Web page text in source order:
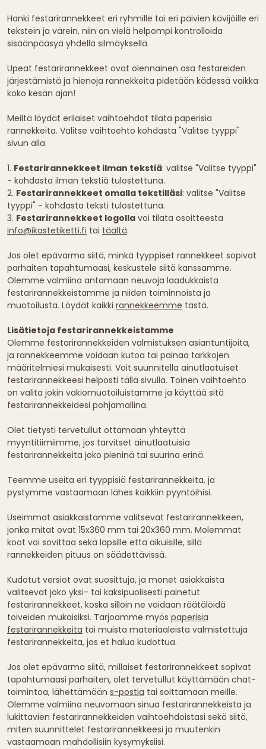
Hanki festarirannekkeet eri ryhmille tai eri päivien kävijöille eri
tekstein ja värein, niin on vielä helpompi kontrolloida
sisäänpääsyä yhdellä silmäyksellä.
Upeat festarirannekkeet ovat olennainen osa festareiden
järjestämistä ja hienoja rannekkeita pidetään kädessä vaikka
koko kesän ajan!
Meiltä löydät erilaiset vaihtoehdot tilata paperisia
rannekkeita. Valitse vaihtoehto kohdasta "Valitse tyyppi"
sivun alla.
1. Festarirannekkeet ilman tekstiä: valitse "Valitse tyyppi"
- kohdasta ilman tekstiä tulostettuna.
2. Festarirannekkeet omalla tekstilläsi: valitse "Valitse
tyyppi" - kohdasta teksti tulostettuna.
3. Festarirannekkeet logolla voi tilata osoitteesta
info@ikastetiketti.fi tai täältä.
Jos olet epävarma siitä, minkä tyyppiset rannekkeet sopivat
parhaiten tapahtumaasi, keskustele siitä kanssamme.
Olemme valmiina antamaan neuvoja laadukkaista
festarirannekkeistamme ja niiden toiminnoista ja
muotoilusta. Löydät kaikki rannekkeemme tästä.
Lisätietoja festarirannekkeistamme
Olemme festarirannekkeiden valmistuksen asiantuntijoita,
ja rannekkeemme voidaan kutoa tai painaa tarkkojen
määritelmiesi mukaisesti. Voit suunnitella ainutlaatuiset
festarirannekkeesi helposti tällä sivulla. Toinen vaihtoehto
on valita jokin vakiomuotoiluistamme ja käyttää sitä
festarirannekkeidesi pohjamallina.
Olet tietysti tervetullut ottamaan yhteyttä
myyntitiimiimme, jos tarvitset ainutlaatuisia
festarirannekkeita joko pieninä tai suurina erinä.
Teemme useita eri tyyppisiä festarirannekkeita, ja
pystymme vastaamaan lähes kaikkiin pyyntöihisi.
Useimmat asiakkaistamme valitsevat festarirannekkeen,
jonka mitat ovat 15x360 mm tai 20x360 mm. Molemmat
koot voi sovittaa sekä lapsille että aikuisille, sillä
rannekkeiden pituus on säädettävissä.
Kudotut versiot ovat suosittuja, ja monet asiakkaista
valitsevat joko yksi- tai kaksipuolisesti painetut
festarirannekkeet, koska silloin ne voidaan räätälöidä
toiveiden mukaisiksi. Tarjoamme myös paperisia
festarirannekkeita tai muista materiaaleista valmistettuja
festarirannekkeita, jos et halua kudottua.
Jos olet epävarma siitä, millaiset festarirannekkeet sopivat
tapahtumaasi parhaiten, olet tervetullut käyttämään chat-
toimintoa, lähettämään s-postia tai soittamaan meille.
Olemme valmiina neuvomaan sinua festarirannekkeista ja
lukittavien festarirannekkeiden vaihtoehdoistasi sekä siitä,
miten suunnittelet festarirannekkeesi ja muutenkin
vastaamaan mahdollisiin kysymyksiisi.